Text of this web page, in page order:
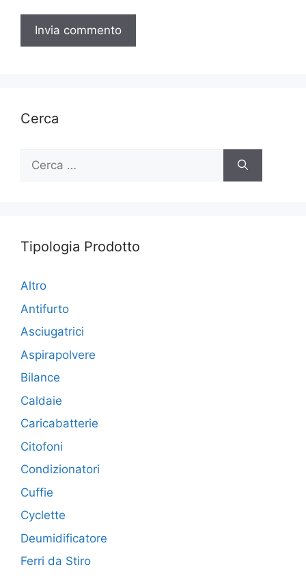
Cerca
Ricerca
Tipologia Prodotto
Altro
Antifurto
Asciugatrici
Aspirapolvere
Bilance
Caldaie
Caricabatterie
Citofoni
Condizionatori
Cuffie
Cyclette
Deumidificatore
Ferri da Stiro